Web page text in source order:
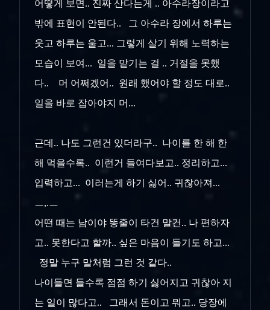
어떻게 보면.. 진짜 산다는게 .. 아수라장이라고
밖에 표현이 안된다.. 그 아수라 장에서 하루는
웃고 하루는 울고... 그렇게 살기 위해 노력하는
모습이 보여... 일을 맡기는 걸 .. 거절을 못했
다.. 머 어쩌겠어.. 원래 했어야 할 정도 대로..
일을 바로 잡아야지 머...
근데.. 나도 그런건 있더라구.. 나이를 한 해 한
해 먹을수록.. 이런거 들여다보고.. 정리하고...
입력하고... 이러는게 하기 싫어.. 귀찮아져...
ㅡ,.ㅡ
어떤 때는 남이야 똥줄이 타건 말건.. 나 편하자
고.. 못한다고 할까.. 싶은 마음이 들기도 하고...
정말 누구 말처럼 그런 것 같다..
나이들면 들수록 점점 하기 싫어지고 귀찮아 지
는 일이 많다고.. 그래서 돈이고 뭐고.. 당장에